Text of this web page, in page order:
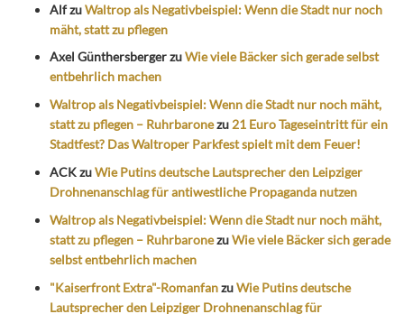
AlfzuWaltrop als Negativbeispiel: Wenn die Stadt nur noch
mäht, statt zu pflegen
Axel GünthersbergerzuWie viele Bäcker sich gerade selbst
entbehrlich machen
Waltrop als Negativbeispiel: Wenn die Stadt nur noch mäht,
statt zu pflegen – Ruhrbaronezu 21 Euro Tageseintritt für ein
Stadtfest? Das Waltroper Parkfest spielt mit dem Feuer!
ACKzuWie Putins deutsche Lautsprecher den Leipziger
Drohnenanschlag für antiwestliche Propaganda nutzen
Waltrop als Negativbeispiel: Wenn die Stadt nur noch mäht,
statt zu pflegen – RuhrbaronezuWie viele Bäcker sich gerade
selbst entbehrlich machen
"Kaiserfront Extra"-RomanfanzuWie Putins deutsche
Lautsprecher den Leipziger Drohnenanschlag für